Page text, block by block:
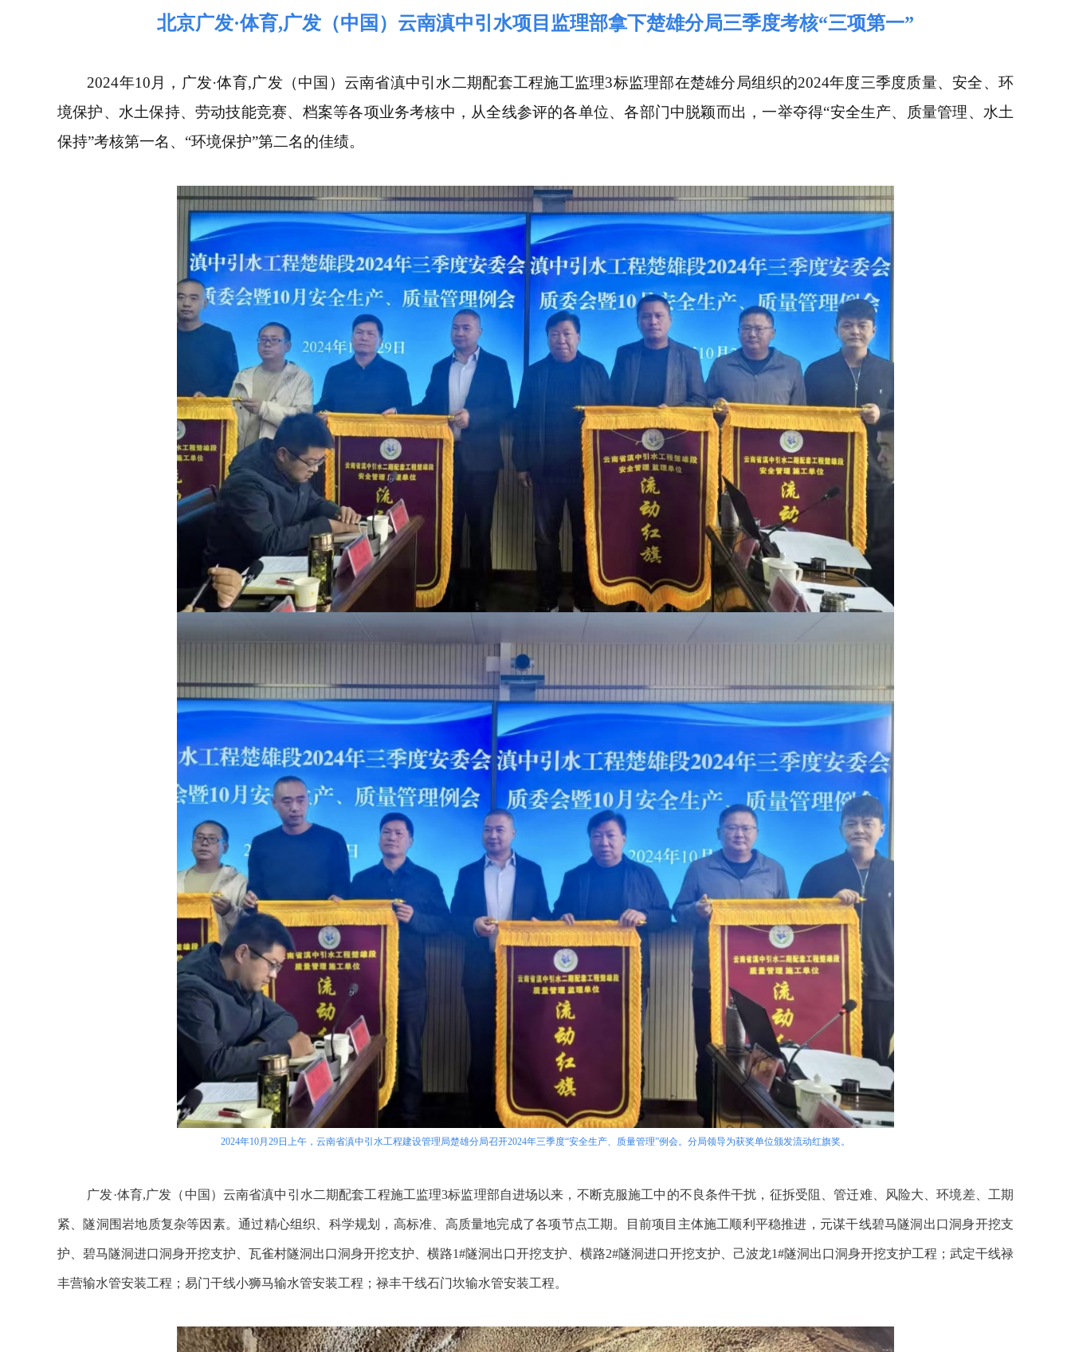
北京广发·体育,广发（中国）云南滇中引水项目监理部拿下楚雄分局三季度考核“三项第一”
2024年10月，广发·体育,广发（中国）云南省滇中引水二期配套工程施工监理3标监理部在楚雄分局组织的2024年度三季度质量、安全、环
境保护、水土保持、劳动技能竞赛、档案等各项业务考核中，从全线参评的各单位、各部门中脱颖而出，一举夺得“安全生产、质量管理、水土
保持”考核第一名、“环境保护”第二名的佳绩。
2024年10月29日上午，云南省滇中引水工程建设管理局楚雄分局召开2024年三季度“安全生产、质量管理”例会。分局领导为获奖单位颁发流动红旗奖。
广发·体育,广发（中国）云南省滇中引水二期配套工程施工监理3标监理部自进场以来，不断克服施工中的不良条件干扰，征拆受阻、管迁难、风险大、环境差、工期
紧、隧洞围岩地质复杂等因素。通过精心组织、科学规划，高标准、高质量地完成了各项节点工期。目前项目主体施工顺利平稳推进，元谋干线碧马隧洞出口洞身开挖支
护、碧马隧洞进口洞身开挖支护、瓦雀村隧洞出口洞身开挖支护、横路1#隧洞出口开挖支护、横路2#隧洞进口开挖支护、己波龙1#隧洞出口洞身开挖支护工程；武定干线禄
丰营输水管安装工程；易门干线小狮马输水管安装工程；禄丰干线石门坎输水管安装工程。